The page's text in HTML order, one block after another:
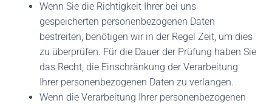
Wenn Sie die Richtigkeit Ihrer bei uns
gespeicherten personenbezogenen Daten
bestreiten, benötigen wir in der Regel Zeit, um dies
zu überprüfen. Für die Dauer der Prüfung haben Sie
das Recht, die Einschränkung der Verarbeitung
Ihrer personenbezogenen Daten zu verlangen.
Wenn die Verarbeitung Ihrer personenbezogenen